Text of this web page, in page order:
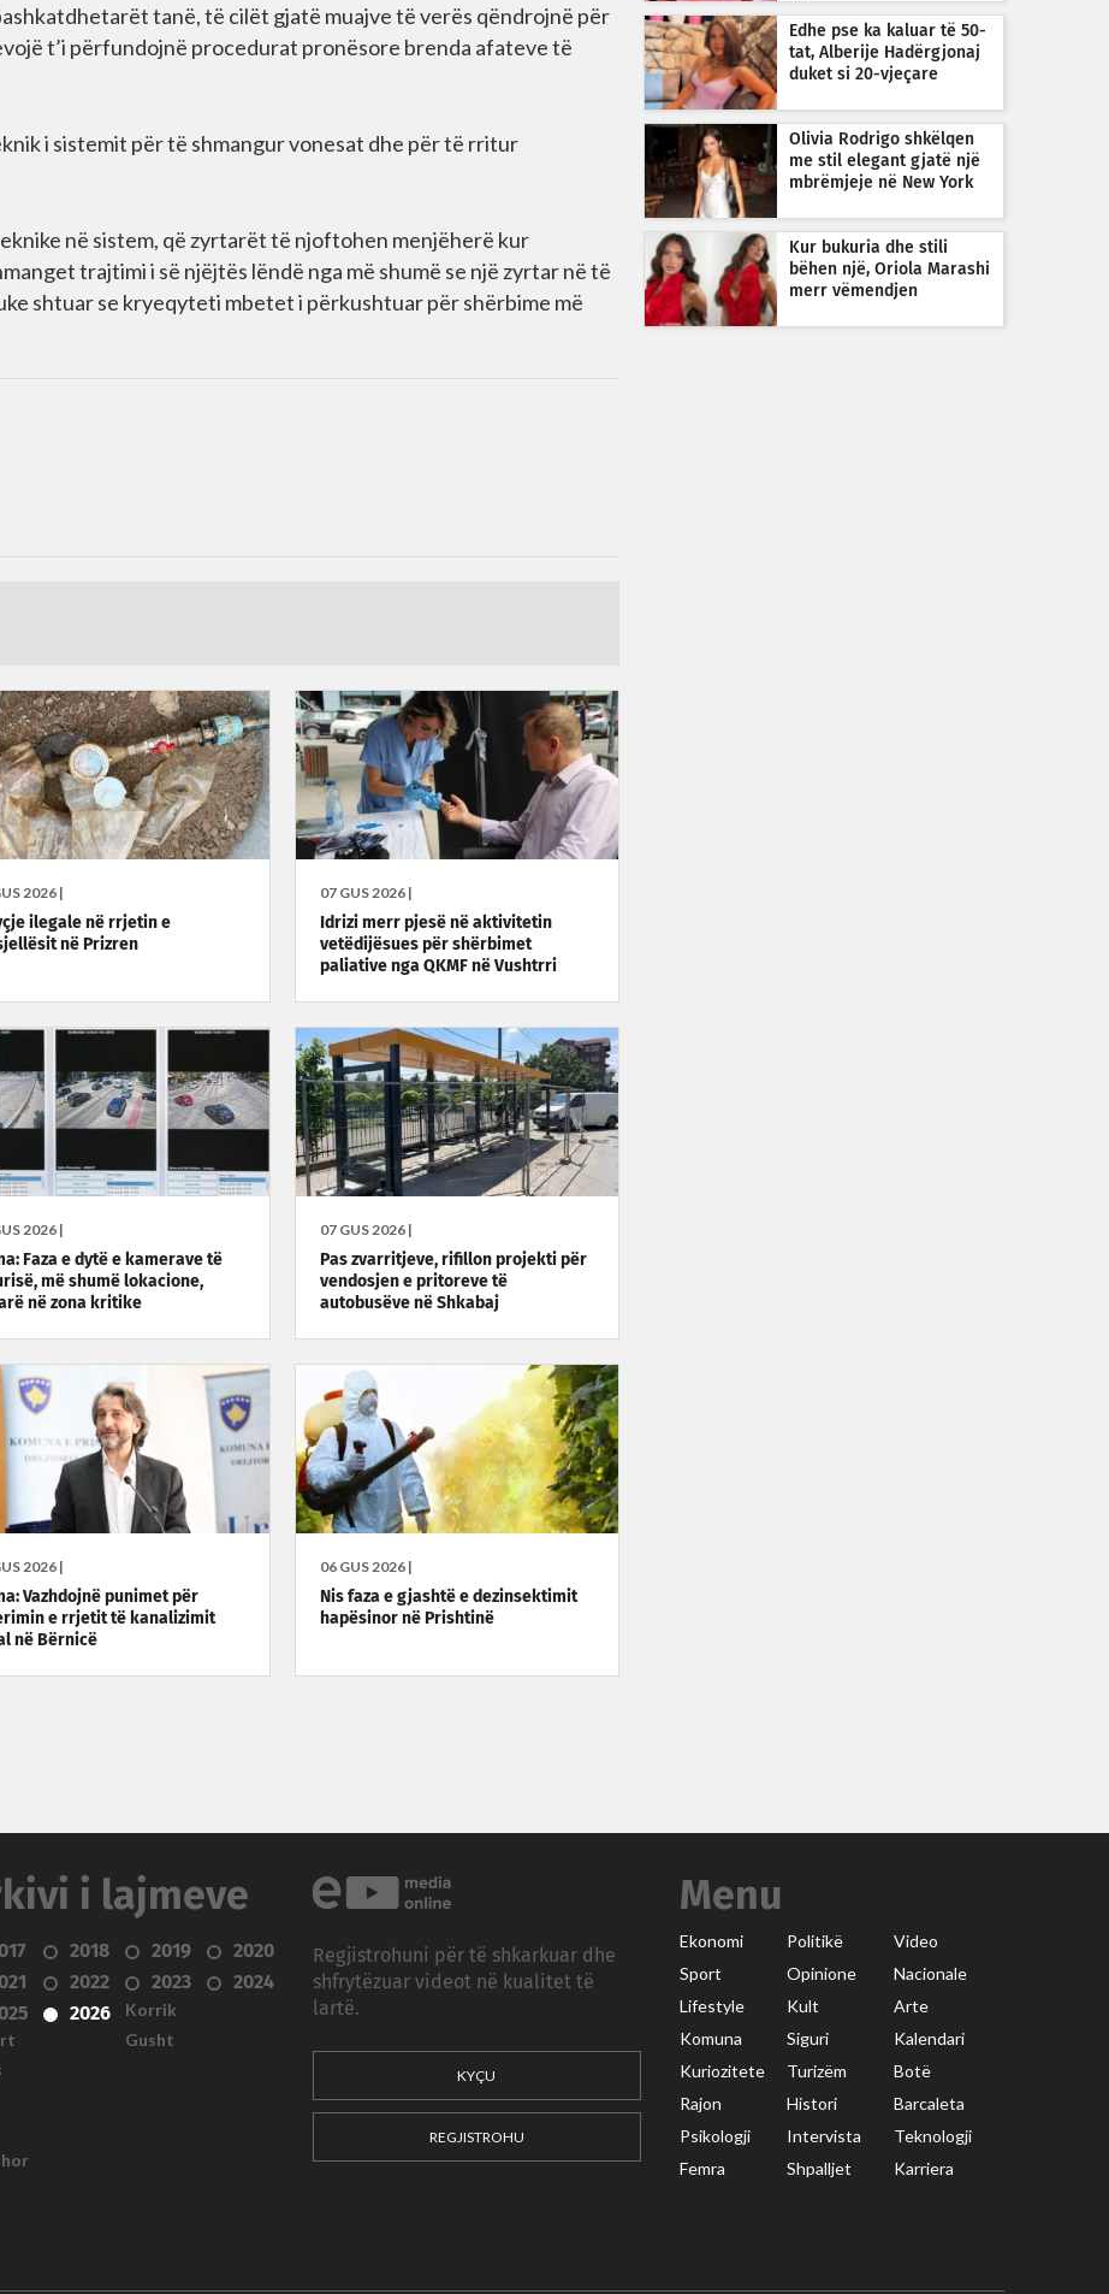
tanë, të cilët gjatë muajve të verës qëndrojnë për
t’i përfundojnë procedurat pronësore brenda afateve të
i sistemit për të shmangur vonesat dhe për të rritur
në sistem, që zyrtarët të njoftohen menjëherë kur
trajtimi i së njëjtës lëndë nga më shumë se një zyrtar në të
shtuar se kryeqyteti mbetet i përkushtuar për shërbime më
2026 |
ilegale në rrjetin e
në Prizren
07 GUS 2026 |
Idrizi merr pjesë në aktivitetin
vetëdijësues për shërbimet
paliative nga QKMF në Vushtrri
2026 |
Faza e dytë e kamerave të
më shumë lokacione,
në zona kritike
07 GUS 2026 |
Pas zvarritjeve, rifillon projekti për
vendosjen e pritoreve të
autobusëve në Shkabaj
2026 |
Vazhdojnë punimet për
e rrjetit të kanalizimit
në Bërnicë
06 GUS 2026 |
Nis faza e gjashtë e dezinsektimit
hapësinor në Prishtinë
Edhe pse ka kaluar të 50-
tat, Alberije Hadërgjonaj
duket si 20-vjeçare
Olivia Rodrigo shkëlqen
me stil elegant gjatë një
mbrëmjeje në New York
Kur bukuria dhe stili
bëhen një, Oriola Marashi
merr vëmendjen
i lajmeve
2018 2019
2020
2022 2023
2024
2026
Korrik
Gusht
Regjistrohuni për të shkarkuar dhe
shfrytëzuar videot në kualitet të
lartë.
KYÇU
REGJISTROHU
Menu
Ekonomi Politikë
Video
Sport
Opinione
Nacionale
Lifestyle
Kult
Arte
Komuna
Siguri
Kalendari
Kuriozitete
Turizëm
Botë
Rajon
Histori
Barcaleta
Psikologji
Intervista
Teknologji
Femra
Shpalljet Karriera